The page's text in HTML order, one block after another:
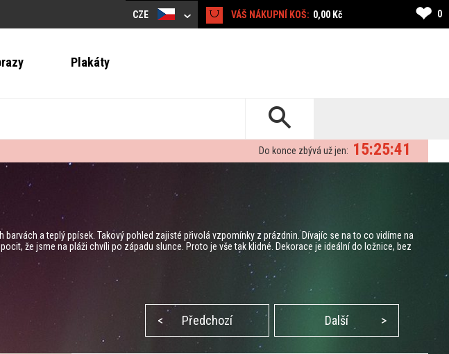
CZE VÁŠ NÁKUPNÍ KOŠ: 0,00 Kč ❤ 0
Plakáty
15:25:40
Do konce zbývá už jen:
barvách a teplý ppísek. Takový pohled zajisté přivolá vzpomínky z prázdnin. Dívajíc se na to co vidíme na
že jsme na pláži chvíli po západu slunce. Proto je vše tak klidné. Dekorace je ideální do ložnice, bez
< Předchozí Další >